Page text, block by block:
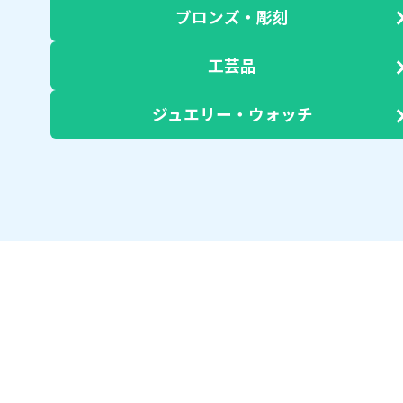
ブロンズ・彫刻
工芸品
ジュエリー・ウォッチ